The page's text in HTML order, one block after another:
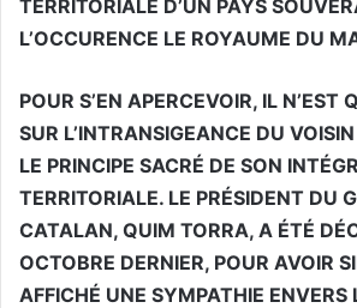
TERRITORIALE D’UN PAYS
L’OCCURENCE LE ROYAUME DU
POUR S’EN APERCEVOIR, IL N’EST
SUR L’INTRANSIGEANCE DU
LE PRINCIPE SACRÉ DE SON
TERRITORIALE. LE PRÉSIDENT DU
CATALAN, QUIM TORRA, A ÉTÉ
OCTOBRE DERNIER, POUR AVOIR
AFFICHÉ UNE SYMPATHIE ENVERS